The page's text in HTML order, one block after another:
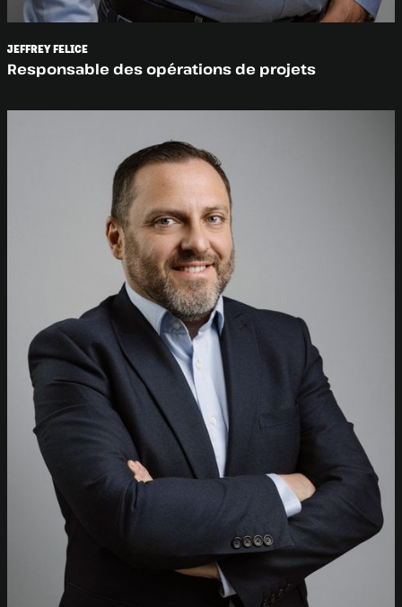
JEFFREY FELICE
Responsable des opérations de projets